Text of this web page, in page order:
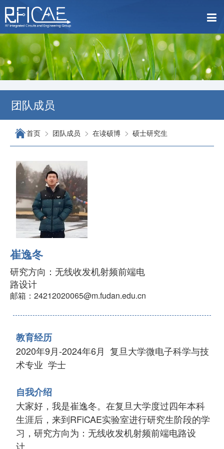
团队成员
首页 > 团队成员 > 在读硕博 > 硕士研究生
崔逸冬
研究方向：无线收发机射频前端电
路设计
邮箱：24212020065@m.fudan.edu.cn
教育经历
2020年9月-2024年6月 复旦大学微电子科学与技
术专业 学士
自我介绍
大家好，我是崔逸冬。在复旦大学度过四年本科
生涯后，来到RFiCAE实验室进行研究生阶段的学
习，研究方向为： 无线收发机射频前端电路设
计。